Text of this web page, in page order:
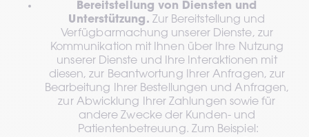
Bereitstellung von Diensten und
Unterstützung. Zur Bereitstellung und
Verfügbarmachung unserer Dienste, zur
Kommunikation mit Ihnen über Ihre Nutzung
unserer Dienste und Ihre Interaktionen mit
diesen, zur Beantwortung Ihrer Anfragen, zur
Bearbeitung Ihrer Bestellungen und Anfragen,
zur Abwicklung Ihrer Zahlungen sowie für
andere Zwecke der Kunden- und
Patientenbetreuung. Zum Beispiel: